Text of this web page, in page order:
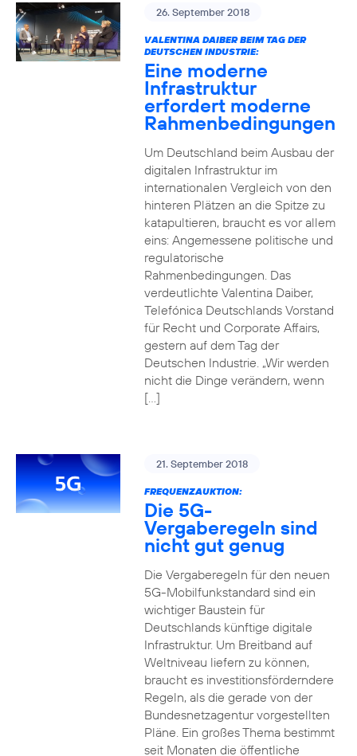
26. September 2018
VALENTINA DAIBER BEIM TAG DER
DEUTSCHEN INDUSTRIE:
Eine moderne
Infrastruktur
erfordert moderne
Rahmenbedingungen
Um Deutschland beim Ausbau der
digitalen Infrastruktur im
internationalen Vergleich von den
hinteren Plätzen an die Spitze zu
katapultieren, braucht es vor allem
eins: Angemessene politische und
regulatorische
Rahmenbedingungen. Das
verdeutlichte Valentina Daiber,
Telefónica Deutschlands Vorstand
für Recht und Corporate Affairs,
gestern auf dem Tag der
Deutschen Industrie. „Wir werden
nicht die Dinge verändern, wenn
[…]
21. September 2018
FREQUENZAUKTION:
Die 5G-
Vergaberegeln sind
nicht gut genug
Die Vergaberegeln für den neuen
5G-Mobilfunkstandard sind ein
wichtiger Baustein für
Deutschlands künftige digitale
Infrastruktur. Um Breitband auf
Weltniveau liefern zu können,
braucht es investitionsförderndere
Regeln, als die gerade von der
Bundesnetzagentur vorgestellten
Pläne. Ein großes Thema bestimmt
seit Monaten die öffentliche